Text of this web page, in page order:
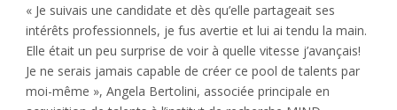
« Je suivais une candidate et dès qu’elle partageait ses
intérêts professionnels, je fus avertie et lui ai tendu la main.
Elle était un peu surprise de voir à quelle vitesse j’avançais!
Je ne serais jamais capable de créer ce pool de talents par
moi-même », Angela Bertolini, associée principale en